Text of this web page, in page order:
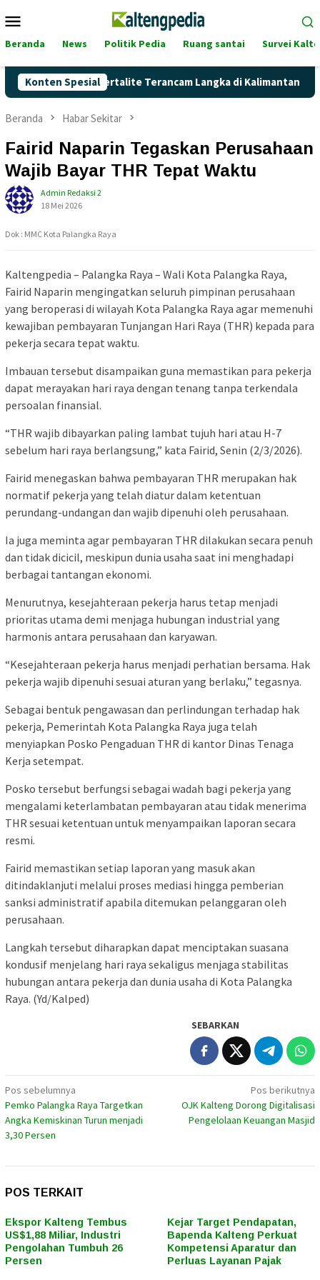
ke
Mobile
Beranda News Politik Pedia Ruang santai Survei
Konten Spesial
Akankah Pertalite Terancam Langka di Kalimantan
Beranda Habar Sekitar
Fairid Naparin Tegaskan Perusahaan
Wajib Bayar THR Tepat Waktu
Admin Redaksi 2
18 Mei 2026
Dok : MMC Kota Palangka Raya
Kaltengpedia – Palangka Raya – Wali Kota Palangka Raya,
Fairid Naparin mengingatkan seluruh pimpinan perusahaan
yang beroperasi di wilayah Kota Palangka Raya agar memenuhi
kewajiban pembayaran Tunjangan Hari Raya (THR) kepada para
pekerja secara tepat waktu.
Imbauan tersebut disampaikan guna memastikan para pekerja
dapat merayakan hari raya dengan tenang tanpa terkendala
persoalan finansial.
“THR wajib dibayarkan paling lambat tujuh hari atau H-7
sebelum hari raya berlangsung,” kata Fairid, Senin (2/3/2026).
Fairid menegaskan bahwa pembayaran THR merupakan hak
normatif pekerja yang telah diatur dalam ketentuan
perundang-undangan dan wajib dipenuhi oleh perusahaan.
Ia juga meminta agar pembayaran THR dilakukan secara penuh
dan tidak dicicil, meskipun dunia usaha saat ini menghadapi
berbagai tantangan ekonomi.
Menurutnya, kesejahteraan pekerja harus tetap menjadi
prioritas utama demi menjaga hubungan industrial yang
harmonis antara perusahaan dan karyawan.
“Kesejahteraan pekerja harus menjadi perhatian bersama. Hak
pekerja wajib dipenuhi sesuai aturan yang berlaku,” tegasnya.
Sebagai bentuk pengawasan dan perlindungan terhadap hak
pekerja, Pemerintah Kota Palangka Raya juga telah
menyiapkan Posko Pengaduan THR di kantor Dinas Tenaga
Kerja setempat.
Posko tersebut berfungsi sebagai wadah bagi pekerja yang
mengalami keterlambatan pembayaran atau tidak menerima
THR sesuai ketentuan untuk menyampaikan laporan secara
resmi.
Fairid memastikan setiap laporan yang masuk akan
ditindaklanjuti melalui proses mediasi hingga pemberian
sanksi administratif apabila ditemukan pelanggaran oleh
perusahaan.
Langkah tersebut diharapkan dapat menciptakan suasana
kondusif menjelang hari raya sekaligus menjaga stabilitas
hubungan antara pekerja dan dunia usaha di Kota Palangka
Raya. (Yd/Kalped)
SEBARKAN
Navigasi
pos
Pos sebelumnya
Pemko Palangka Raya Targetkan
Angka Kemiskinan Turun menjadi
3,30 Persen
Pos berikutnya
OJK Kalteng Dorong Digitalisasi
Pengelolaan Keuangan Masjid
POS TERKAIT
Ekspor Kalteng Tembus
US$1,88 Miliar, Industri
Pengolahan Tumbuh 26
Persen
Kejar Target Pendapatan,
Bapenda Kalteng Perkuat
Kompetensi Aparatur dan
Perluas Layanan Pajak